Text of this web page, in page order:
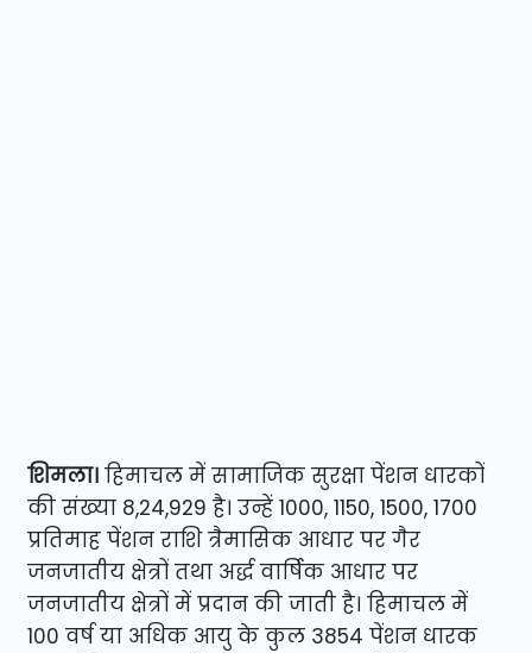
शिमला। हिमाचल में सामाजिक सुरक्षा पेंशन धारकों
की संख्या 8,24,929 है। उन्हें 1000, 1150, 1500, 1700
प्रतिमाह पेंशन राशि त्रैमासिक आधार पर गैर
जनजातीय क्षेत्रों तथा अर्द्ध वार्षिक आधार पर
जनजातीय क्षेत्रों में प्रदान की जाती है। हिमाचल में
100 वर्ष या अधिक आयु के कुल 3854 पेंशन धारक